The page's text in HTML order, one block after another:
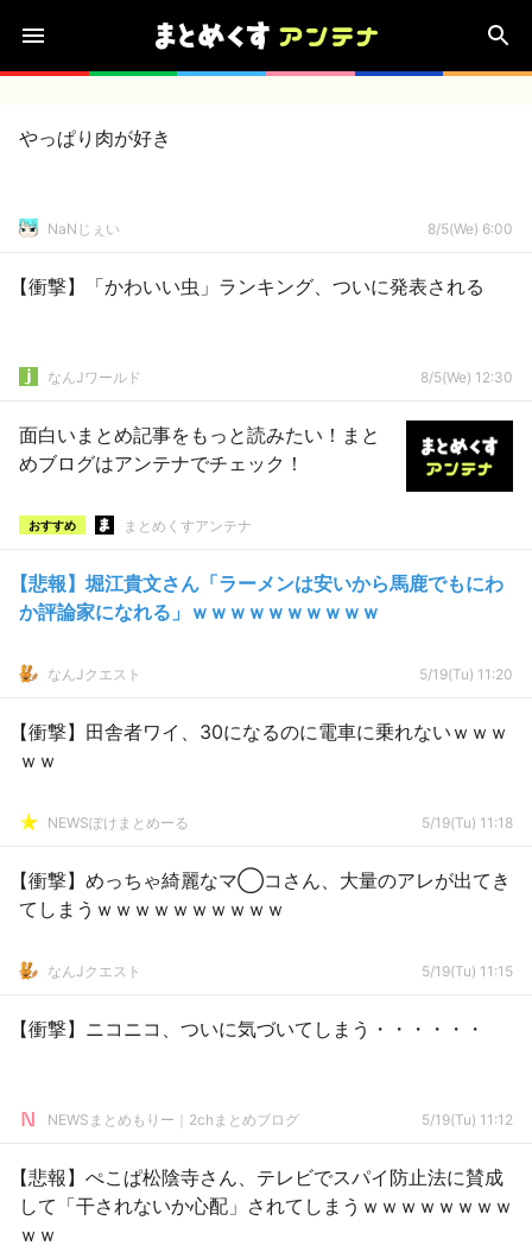
やっぱり肉が好き
NaNじぇい 8/5(We) 6:00
【衝撃】「かわいい虫」ランキング、ついに発表される
なんJワールド 8/5(We) 12:30
面白いまとめ記事をもっと読みたい！まと
めブログはアンテナでチェック！
おすすめ まとめくすアンテナ
【悲報】堀江貴文さん「ラーメンは安いから馬鹿でもにわ
か評論家になれる」ｗｗｗｗｗｗｗｗｗｗ
なんJクエスト 5/19(Tu) 11:20
【衝撃】田舎者ワイ、30になるのに電車に乗れないｗｗｗ
ｗｗ
NEWSぽけまとめーる 5/19(Tu) 11:18
【衝撃】めっちゃ綺麗なマ◯コさん、大量のアレが出てき
てしまうｗｗｗｗｗｗｗｗｗｗ
なんJクエスト 5/19(Tu) 11:15
【衝撃】ニコニコ、ついに気づいてしまう・・・・・・
NEWSまとめもりー｜2chまとめブログ 5/19(Tu) 11:12
【悲報】ぺこぱ松陰寺さん、テレビでスパイ防止法に賛成
して「干されないか心配」されてしまうｗｗｗｗｗｗｗｗ
ｗｗ